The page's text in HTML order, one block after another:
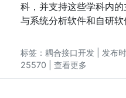
科，并支持这些学科内
与系统分析软件和自研
标签： 耦合接口开发 | 发布
25570 | 查看更多